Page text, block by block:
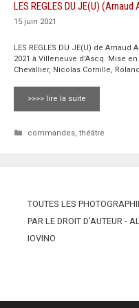
LES REGLES DU JE(U)
15 juin 2021
LES REGLES DU JE(U) de
2021 à Villeneuve d’Ascq. Mise
Chevallier, Nicolas Cornille,
>>>> lire la suite
Catégories
commandes, théâtre
TOUTES LES
PAR LE DROIT D'AUTEUR -
IOVINO